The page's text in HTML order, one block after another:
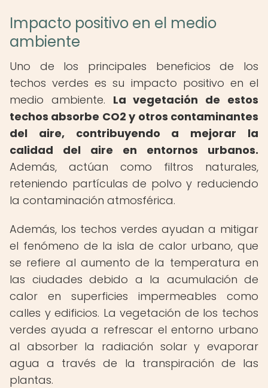
Impacto positivo en el medio
ambiente
Uno de los principales beneficios de los
techos verdes es su impacto positivo en el
medio ambiente. La vegetación de estos
techos absorbe CO2 y otros contaminantes
del aire, contribuyendo a mejorar la
calidad del aire en entornos urbanos.
Además, actúan como filtros naturales,
reteniendo partículas de polvo y reduciendo
la contaminación atmosférica.
Además, los techos verdes ayudan a mitigar
el fenómeno de la isla de calor urbano, que
se refiere al aumento de la temperatura en
las ciudades debido a la acumulación de
calor en superficies impermeables como
calles y edificios. La vegetación de los techos
verdes ayuda a refrescar el entorno urbano
al absorber la radiación solar y evaporar
agua a través de la transpiración de las
plantas.